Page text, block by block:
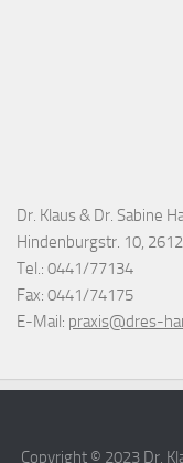
Dr. Klaus & Dr. Sabine
Hindenburgstr. 10,
Tel.: 0441/77134
Fax: 0441/74175
E-Mail: praxis@dres-
Copyright © 2023 Dr.